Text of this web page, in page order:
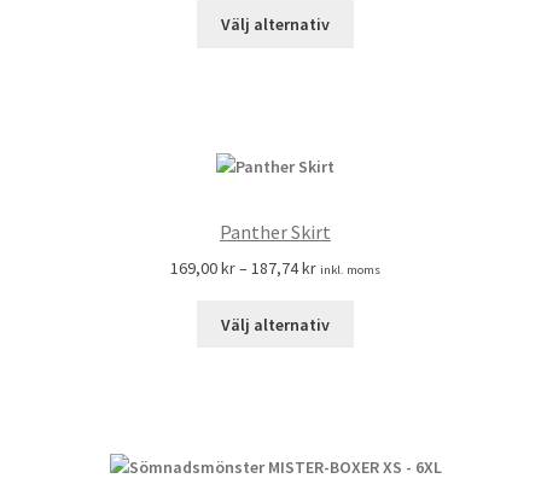
Välj alternativ
Panther Skirt
169,00kr–187,74kr inkl. moms
Välj alternativ